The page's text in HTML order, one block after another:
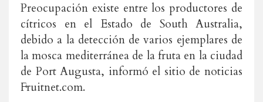
Preocupación existe entre los productores de
cítricos en el Estado de South Australia,
debido a la detección de varios ejemplares de
la mosca mediterránea de la fruta en la ciudad
de Port Augusta, informó el sitio de noticias
Fruitnet.com.